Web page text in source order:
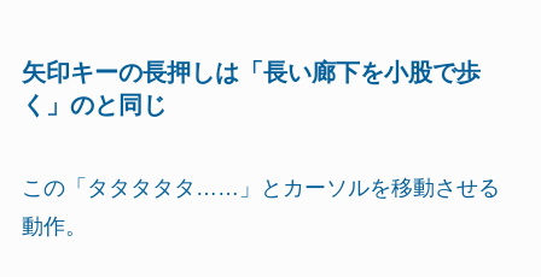
矢印キーの長押しは「長い廊下を小股で歩
く」のと同じ
この「タタタタタ……」とカーソルを移動させる
動作。